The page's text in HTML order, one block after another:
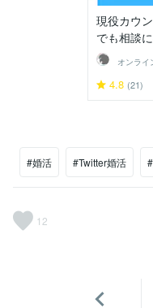
現役カウ
でも相談
オンライ
4.8 (21)
#婚活 #Twitter婚活
12